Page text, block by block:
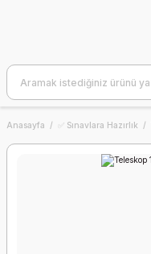
Anasayfa ✅ Sınavlara Hazırlık